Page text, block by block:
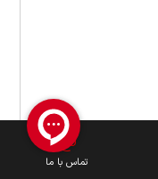
تماس با ما